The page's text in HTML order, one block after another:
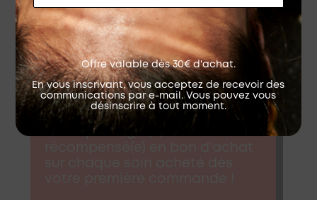
Le programme de fidélité
Être client(e) La crème du BIO,
c'est prendre soin de vous et
de vos proches, c'est
consommer de manière
responsable, et c'est aussi se
sentir privilégié(e). Vous êtes
Offre valable dès 30€ d'achat.
En vous inscrivant, vous acceptez de recevoir des
communications par e-mail. Vous pouvez vous
désinscrire à tout moment.